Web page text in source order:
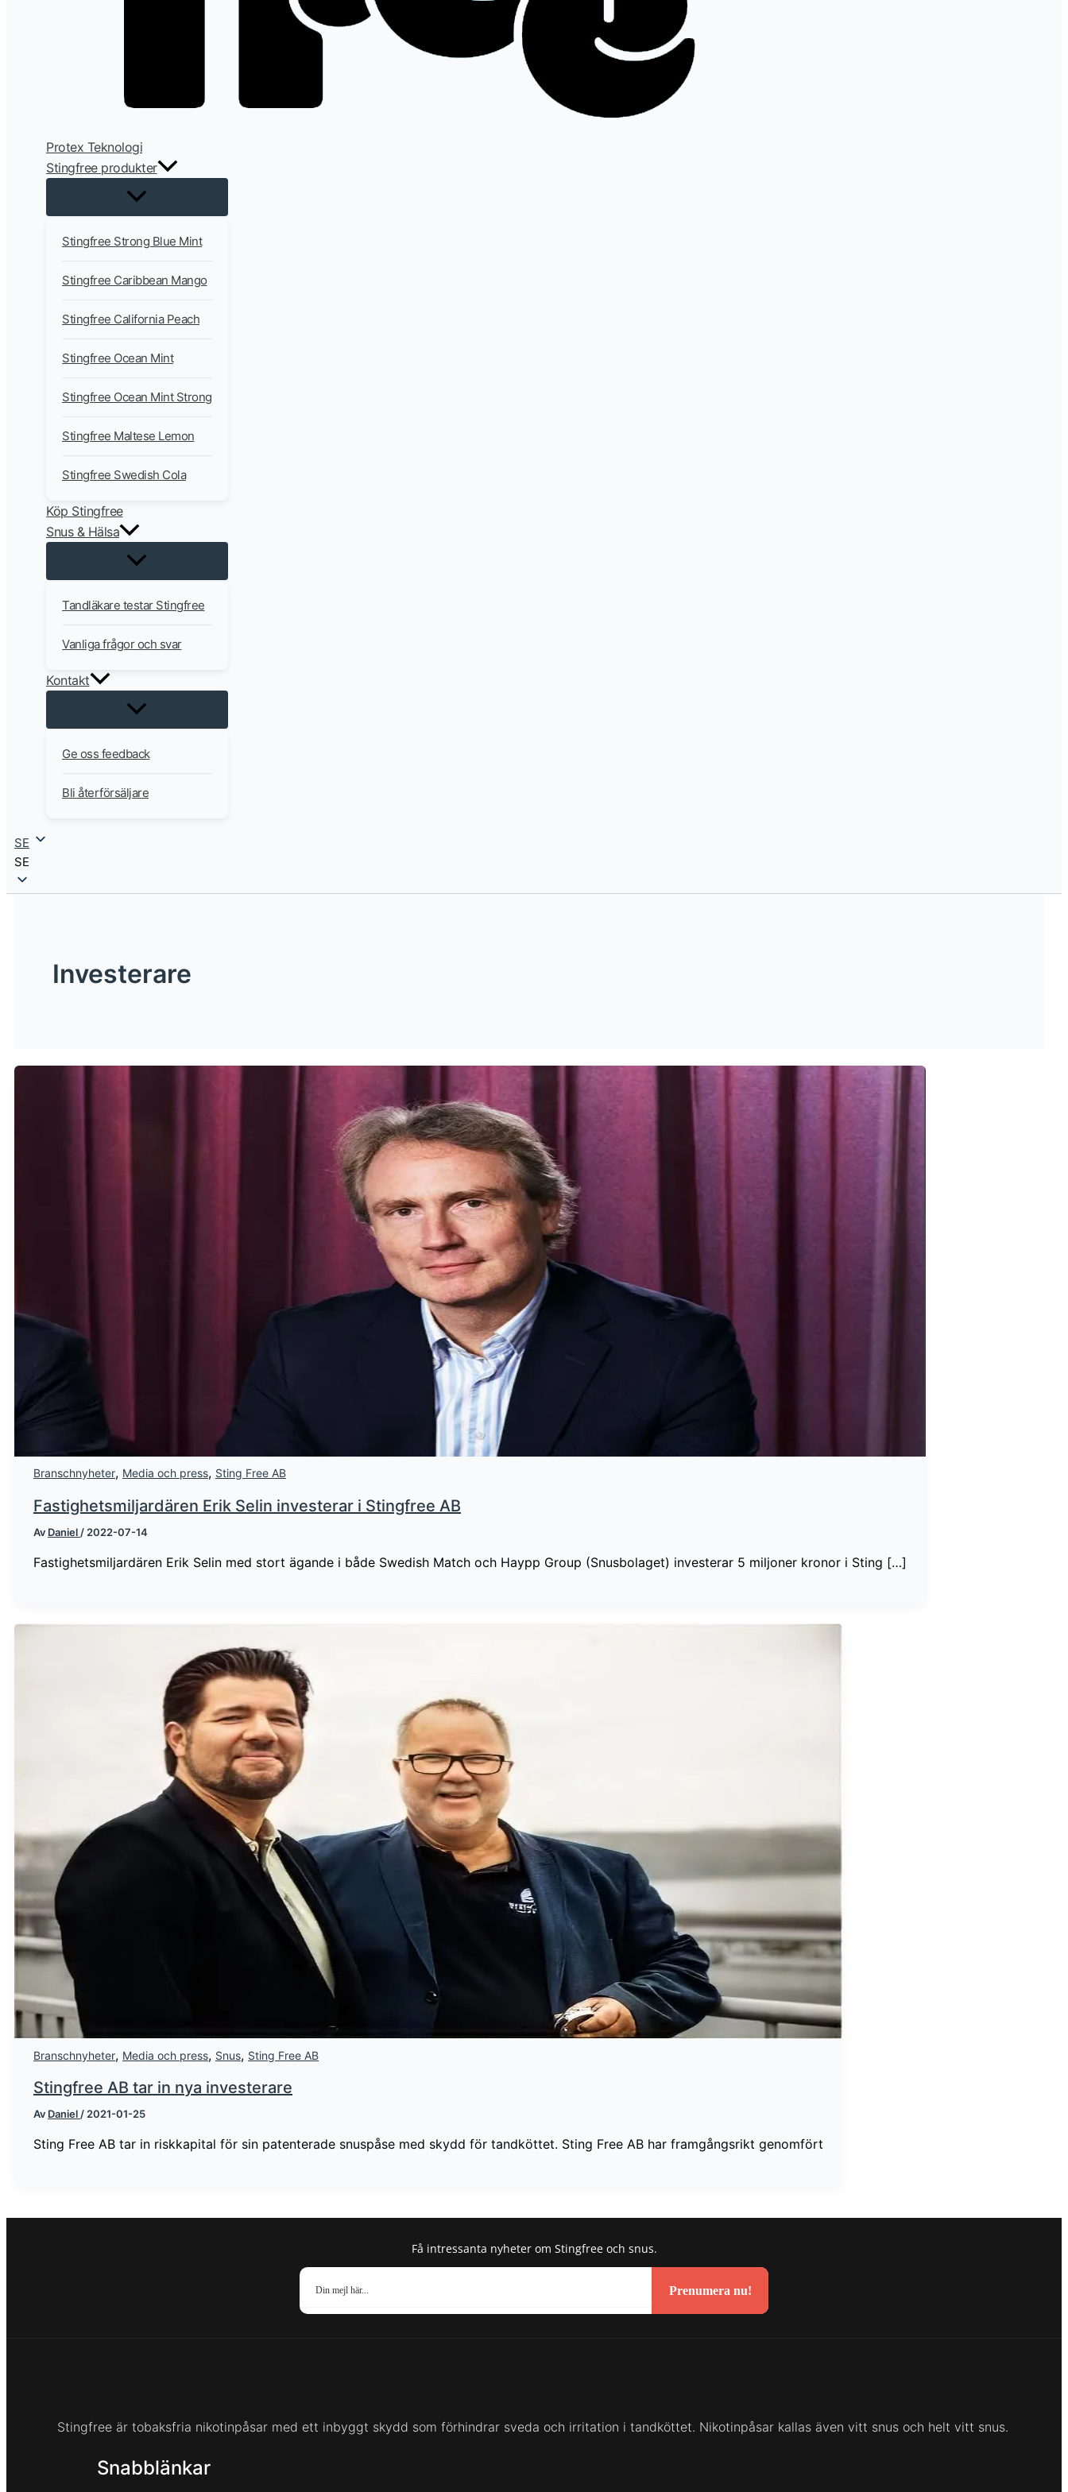
Protex Teknologi
Stingfree produkter
Stingfree Strong Blue Mint
Stingfree Caribbean Mango
Stingfree California Peach
Stingfree Ocean Mint
Stingfree Ocean Mint Strong
Stingfree Maltese Lemon
Stingfree Swedish Cola
Köp Stingfree
Snus & Hälsa
Tandläkare testar Stingfree
Vanliga frågor och svar
Kontakt
Ge oss feedback
Bli återförsäljare
SE
SE
Investerare
Branschnyheter, Media och press, Sting Free AB
Fastighetsmiljardären Erik Selin investerar i Stingfree AB
Av Daniel / 2022-07-14
Fastighetsmiljardären Erik Selin med stort ägande i både Swedish Match och Haypp Group (Snusbolaget) investerar 5 miljoner kronor i Sting […]
Branschnyheter, Media och press, Snus, Sting Free AB
Stingfree AB tar in nya investerare
Av Daniel / 2021-01-25
Sting Free AB tar in riskkapital för sin patenterade snuspåse med skydd för tandköttet. Sting Free AB har framgångsrikt genomfört
Få intressanta nyheter om Stingfree och snus.
Prenumera nu!
Stingfree är tobaksfria nikotinpåsar med ett inbyggt skydd som förhindrar sveda och irritation i tandköttet. Nikotinpåsar kallas även vitt snus och helt vitt snus.
Snabblänkar